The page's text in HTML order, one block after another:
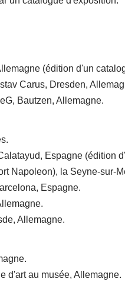
(édition d'un
Carus, Dresden,
Bautzen, Allemagne.
Espagne (édition
Napoleon), la Seyne-sur-
Espagne.
Allemagne.
d'art au musée, Allemagne.